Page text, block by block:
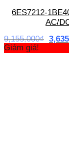
6ES7212-
AC/
9,155,000₫ Giá
là:
Giảm giá!